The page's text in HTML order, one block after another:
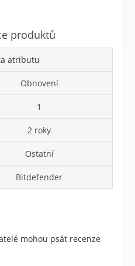
produktů
atributu
Obnovení
1
2 roky
Ostatní
Bitdefender
mohou psát recenze